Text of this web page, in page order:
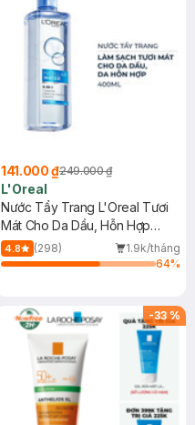
141.000 ₫249.000 ₫
L'Oreal
Nước Tẩy Trang L'Oreal Tươi
Mát Cho Da Dầu, Hỗn Hợp
400ml
4.8 (298)
1.9k/tháng
64%
-33 %